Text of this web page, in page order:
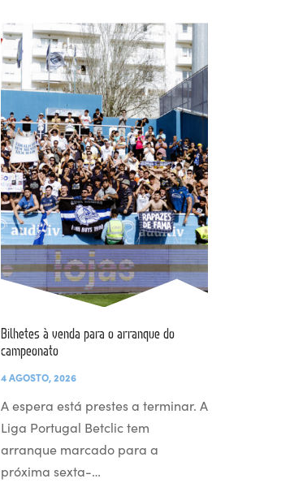
Bilhetes à venda para o arranque do
campeonato
4 AGOSTO, 2026
A espera está prestes a terminar. A
Liga Portugal Betclic tem
arranque marcado para a
próxima sexta-…